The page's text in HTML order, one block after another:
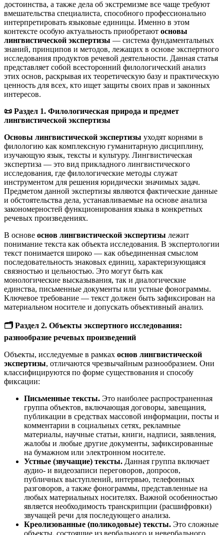
достоинства, а также дела об экстремизме все чаще требуют
вмешательства специалиста, способного профессионально
интерпретировать языковые единицы. Именно в этом
контексте особую актуальность приобретают основы
лингвистической экспертизы — система фундаментальных
знаний, принципов и методов, лежащих в основе экспертного
исследования продуктов речевой деятельности. Данная статья
представляет собой всесторонний филологический анализ
этих основ, раскрывая их теоретическую базу и практическую
ценность для всех, кто ищет защиты своих прав и законных
интересов.
📜 Раздел 1. Филологическая природа и предмет
лингвистической экспертизы
Основы лингвистической экспертизы уходят корнями в
филологию как комплексную гуманитарную дисциплину,
изучающую язык, тексты и культуру. Лингвистическая
экспертиза — это вид прикладного лингвистического
исследования, где филологические методы служат
инструментом для решения юридически значимых задач.
Предметом данной экспертизы являются фактические данные
и обстоятельства дела, устанавливаемые на основе анализа
закономерностей функционирования языка в конкретных
речевых произведениях.
В основе основ лингвистической экспертизы лежит
понимание текста как объекта исследования. В экспертологии
текст понимается широко — как объединенная смыслом
последовательность знаковых единиц, характеризующаяся
связностью и цельностью. Это могут быть как
монологические высказывания, так и диалогические
единства, письменные документы или устные фонограммы.
Ключевое требование — текст должен быть зафиксирован на
материальном носителе и допускать объективный анализ.
🗂️ Раздел 2. Объекты экспертного исследования:
разнообразие речевых произведений
Объекты, исследуемые в рамках основ лингвистической
экспертизы, отличаются чрезвычайным разнообразием. Они
классифицируются по форме существования и способу
фиксации:
Письменные тексты. Это наиболее распространенная
группа объектов, включающая договоры, завещания,
публикации в средствах массовой информации, посты и
комментарии в социальных сетях, рекламные
материалы, научные статьи, книги, надписи, заявления,
жалобы и любые другие документы, зафиксированные
на бумажном или электронном носителе.
Устные (звучащие) тексты. Данная группа включает
аудио- и видеозаписи переговоров, допросов,
публичных выступлений, интервью, телефонных
разговоров, а также фонограммы, представленные на
любых материальных носителях. Важной особенностью
является необходимость транскрипции (расшифровки)
звучащей речи для последующего анализа.
Креолизованные (поликодовые) тексты. Это сложные
объекты, состоящие из вербального и невербального